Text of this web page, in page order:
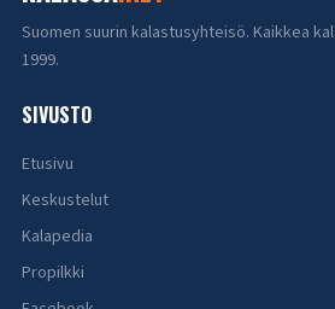
Suomen suurin kalastusyhteisö. Kaikkea
1999.
SIVUSTO
Etusivu
Keskustelut
Kalapedia
Propilkki